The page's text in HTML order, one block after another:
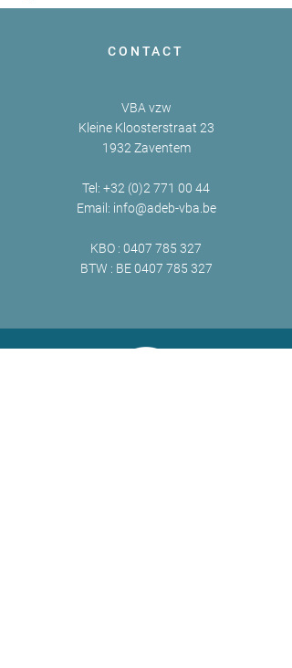
CONTACT
VBA vzw
Kleine Kloosterstraat 23
1932 Zaventem
Tel: +32 (0)2 771 00 44
Email: info@adeb-vba.be
KBO : 0407 785 327
BTW : BE0407 785 327